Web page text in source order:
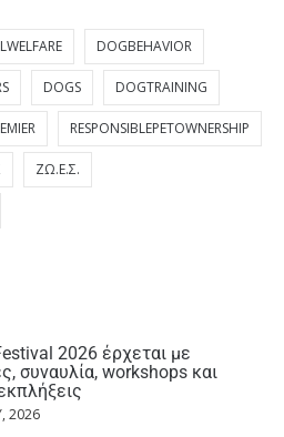
DOGBEHAVIOR
DOGS DOGTRAINING
RESPONSIBLEPETOWNERSHIP
ΖΩ.Ε.Σ.
2026 έρχεται με
συναυλία, workshops και
2026